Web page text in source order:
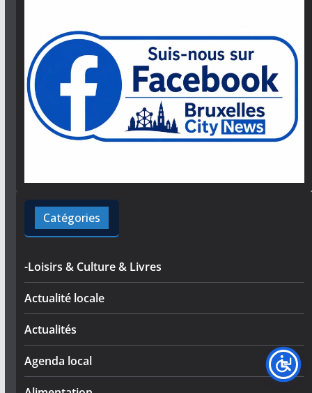
Catégories
-Loisirs & Culture & Livres
Actualité locale
Actualités
Agenda local